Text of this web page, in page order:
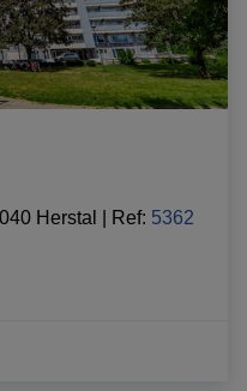
Herstal Ref: 5362